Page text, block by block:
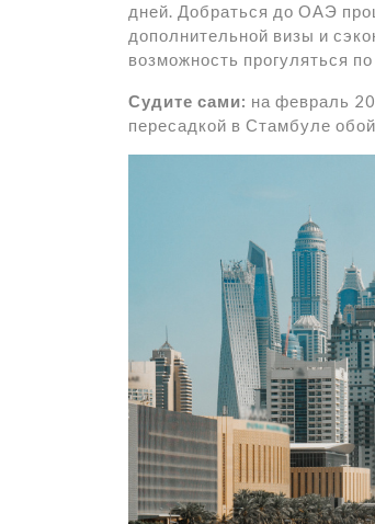
дней. Добраться до ОАЭ
дополнительной визы и
возможность прогуляться
Судите сами: на февраль
пересадкой в Стамбуле